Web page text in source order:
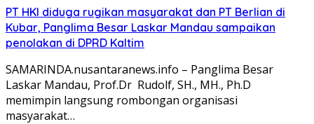
PT HKI diduga rugikan masyarakat dan PT Berlian di
Kubar, Panglima Besar Laskar Mandau sampaikan
penolakan di DPRD Kaltim
SAMARINDA.nusantaranews.info – Panglima Besar
Laskar Mandau, Prof.Dr Rudolf, SH., MH., Ph.D
memimpin langsung rombongan organisasi
masyarakat…